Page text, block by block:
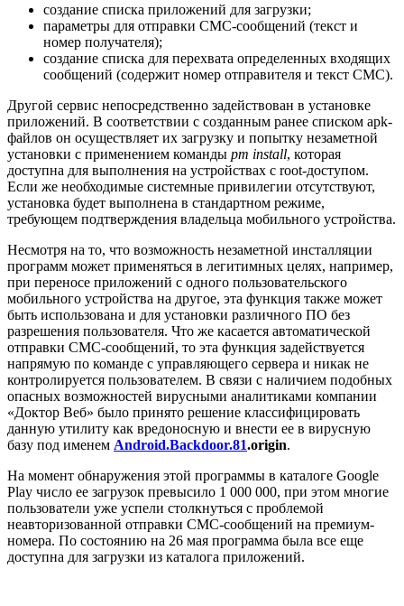
создание списка приложений для загрузки;
параметры для отправки СМС-сообщений (текст и
номер получателя);
создание списка для перехвата определенных входящих
сообщений (содержит номер отправителя и текст СМС).
Другой сервис непосредственно задействован в установке
приложений. В соответствии с созданным ранее списком apk-
файлов он осуществляет их загрузку и попытку незаметной
установки с применением команды pm install, которая
доступна для выполнения на устройствах с root-доступом.
Если же необходимые системные привилегии отсутствуют,
установка будет выполнена в стандартном режиме,
требующем подтверждения владельца мобильного устройства.
Несмотря на то, что возможность незаметной инсталляции
программ может применяться в легитимных целях, например,
при переносе приложений с одного пользовательского
мобильного устройства на другое, эта функция также может
быть использована и для установки различного ПО без
разрешения пользователя. Что же касается автоматической
отправки СМС-сообщений, то эта функция задействуется
напрямую по команде с управляющего сервера и никак не
контролируется пользователем. В связи с наличием подобных
опасных возможностей вирусными аналитиками компании
«Доктор Веб» было принято решение классифицировать
данную утилиту как вредоносную и внести ее в вирусную
базу под именем Android.Backdoor.81.origin.
На момент обнаружения этой программы в каталоге Google
Play число ее загрузок превысило 1 000 000, при этом многие
пользователи уже успели столкнуться с проблемой
неавторизованной отправки СМС-сообщений на премиум-
номера. По состоянию на 26 мая программа была все еще
доступна для загрузки из каталога приложений.